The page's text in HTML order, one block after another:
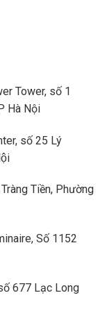
Tower, số 1
Hà Nội
số 25 Lý
Tiền, Phường
Số 1152
677 Lạc Long